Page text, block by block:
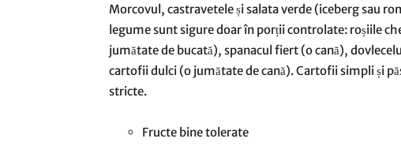
Morcovul, castravetele și salata verde (iceberg sau
legume sunt sigure doar în porții controlate: roșiile
jumătate de bucată), spanacul fiert (o cană),
cartofii dulci (o jumătate de cană). Cartofii simpli și
stricte.
Fructe bine tolerate